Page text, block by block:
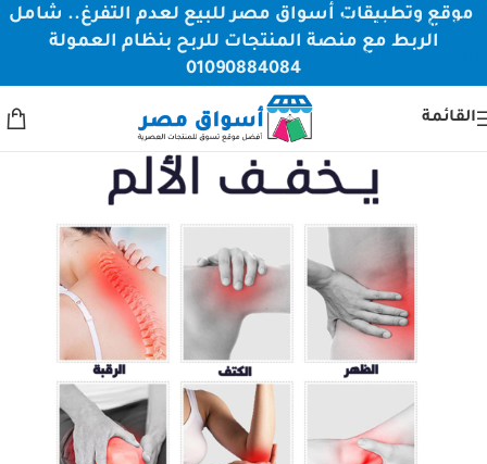
Skip to navigation
Skip to main content
موقع وتطبيقات أسواق مصر للبيع لعدم التفرغ.. شامل
الربط مع منصة المنتجات للربح بنظام العمولة
01090884084
القائمة